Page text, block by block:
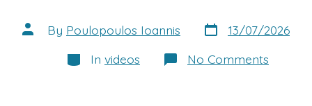
Post
author
By Poulopoulos Ioannis Post
date
13/07/2026
Categories
In videos No Comments
Στην